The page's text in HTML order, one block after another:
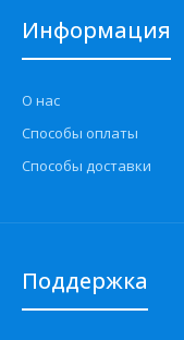
Информация
О нас
Способы оплаты
Способы доставки
Поддержка